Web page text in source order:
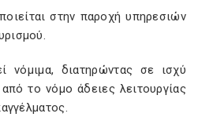
στην παροχή υπηρεσιών
νόµιµα, διατηρώντας σε ισχύ
το νόµο άδειες λειτουργίας